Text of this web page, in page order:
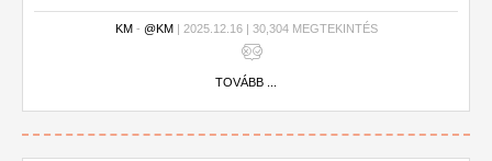
Van köztük beugratós is.
KM- @KM| 2025.12.16 | 30,304 MEGTEKINTÉS
TOVÁBB ...